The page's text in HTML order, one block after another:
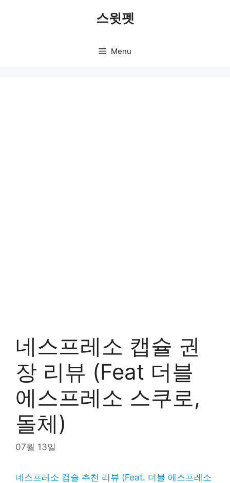
스윗펫
Menu
네스프레소 캡슐 권
장 리뷰 (Feat 더블
에스프레소 스쿠로,
돌체)
07월 13일
네스프레소 캡슐 추천 리뷰 (Feat. 더블 에스프레소